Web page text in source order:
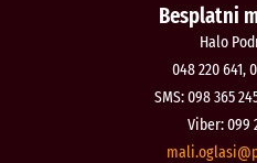
Besplatni
Halo
048 220 641,
SMS: 098 365
Viber: 099
@isalgo.ilam